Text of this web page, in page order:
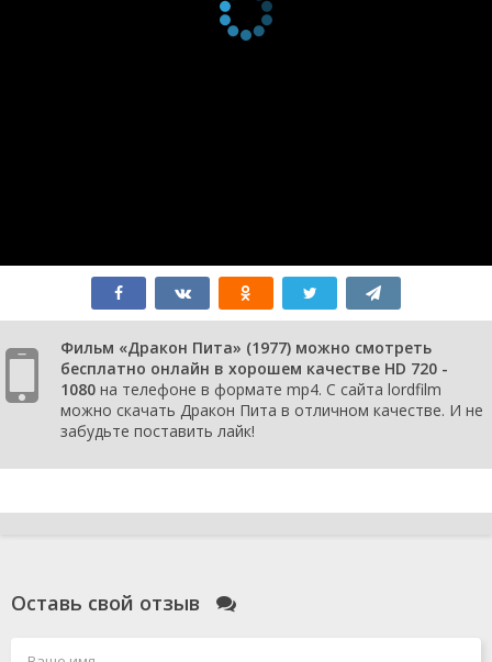
Фильм «Дракон Пита» (1977) можно смотреть
бесплатно онлайн в хорошем качестве HD 720 -
1080 на телефоне в формате mp4. С сайта lordfilm
можно скачать Дракон Пита в отличном качестве. И не
забудьте поставить лайк!
Оставь свой отзыв